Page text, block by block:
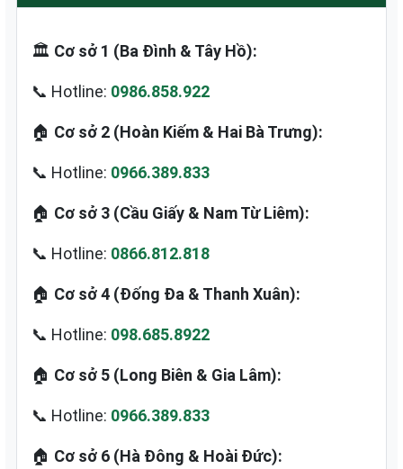
🏛️ Cơ sở 1 (Ba Đình & Tây Hồ):
📞 Hotline: 0986.858.922
🏠 Cơ sở 2 (Hoàn Kiếm & Hai Bà Trưng):
📞 Hotline: 0966.389.833
🏠 Cơ sở 3 (Cầu Giấy & Nam Từ Liêm):
📞 Hotline: 0866.812.818
🏠 Cơ sở 4 (Đống Đa & Thanh Xuân):
📞 Hotline: 098.685.8922
🏠 Cơ sở 5 (Long Biên & Gia Lâm):
📞 Hotline: 0966.389.833
🏠 Cơ sở 6 (Hà Đông & Hoài Đức):